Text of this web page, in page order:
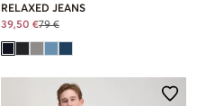
RELAXED JEANS
39,50 €79 €